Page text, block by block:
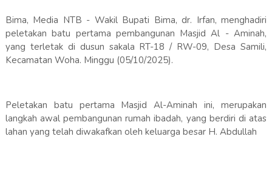
Bima, Media NTB - Wakil Bupati Bima, dr. Irfan, menghadiri
peletakan batu pertama pembangunan Masjid Al - Aminah,
yang terletak di dusun sakala RT-18 / RW-09, Desa Samili,
Kecamatan Woha. Minggu (05/10/2025).
Peletakan batu pertama Masjid Al-Aminah ini, merupakan
langkah awal pembangunan rumah ibadah, yang berdiri di atas
lahan yang telah diwakafkan oleh keluarga besar H. Abdullah